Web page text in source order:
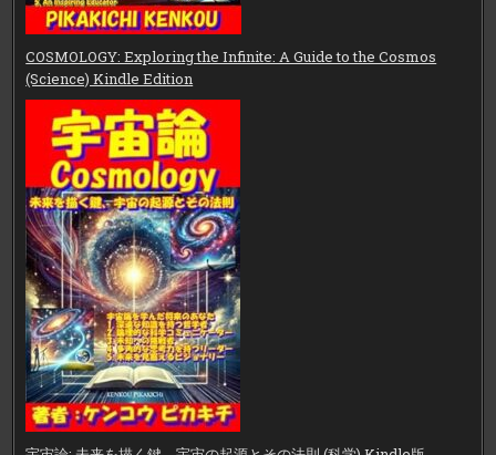
COSMOLOGY: Exploring the Infinite: A Guide to the Cosmos
(Science) Kindle Edition